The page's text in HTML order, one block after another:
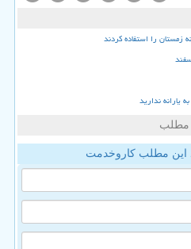
مطلب
این مطلب کاروخدمت